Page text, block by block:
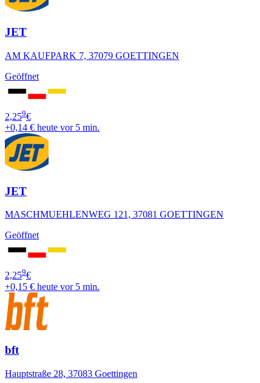
JET
AM KAUFPARK 7, 37079 GOETTINGEN
Geöffnet
2,259€
+0,14 € heute vor 5 min.
JET
MASCHMUEHLENWEG 121, 37081 GOETTINGEN
Geöffnet
2,259€
+0,15 € heute vor 5 min.
bft
Hauptstraße 28, 37083 Goettingen